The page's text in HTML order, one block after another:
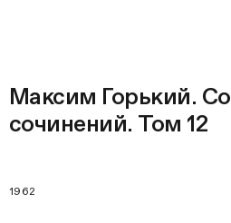
Максим Горький.
сочинений. Том 12
1962